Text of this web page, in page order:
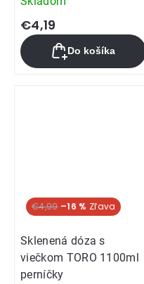
€4,19
Do košíka
€4,99 –16 %
Sklenená dóza s
viečkom TORO 1100ml
perníčky